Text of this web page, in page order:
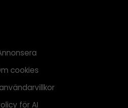
cookies
för AI